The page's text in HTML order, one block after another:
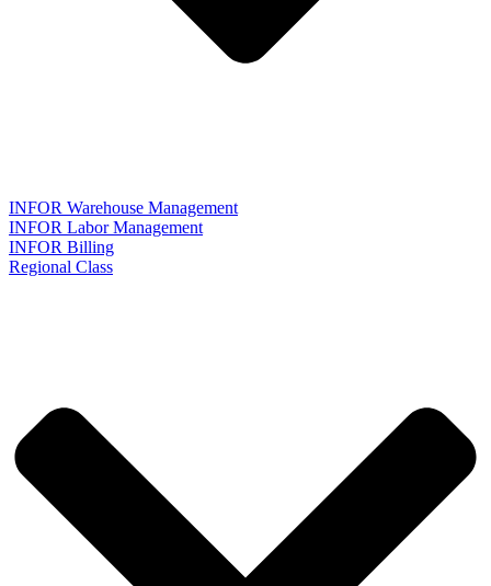
INFOR Warehouse Management
INFOR Labor Management
INFOR Billing
Regional Class